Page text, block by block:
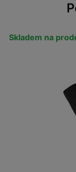
Skladem na